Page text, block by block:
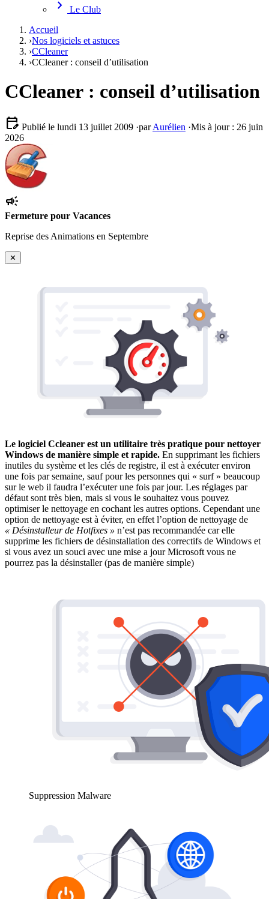
chevron_right
Le Club
Accueil
›Nos logiciels et astuces
›CCleaner
›CCleaner : conseil d’utilisation
CCleaner : conseil d’utilisation
edit_calendar Publié le lundi 13 juillet 2009 ·parAurélien ·Mis à jour : 26 juin
2026
campaign
Fermeture pour Vacances
Reprise des Animations en Septembre
✕
Le logiciel Ccleaner est un utilitaire très pratique pour nettoyer
Windows de manière simple et rapide. En supprimant les fichiers
inutiles du système et les clés de registre, il est à exécuter environ
une fois par semaine, sauf pour les personnes qui « surf » beaucoup
sur le web il faudra l’exécuter une fois par jour. Les réglages par
défaut sont très bien, mais si vous le souhaitez vous pouvez
optimiser le nettoyage en cochant les autres options. Cependant une
option de nettoyage est à éviter, en effet l’option de nettoyage de
« Désinstalleur de Hotfixes » n’est pas recommandée car elle
supprime les fichiers de désinstallation des correctifs de Windows et
si vous avez un souci avec une mise a jour Microsoft vous ne
pourrez pas la désinstaller (pas de manière simple)
Suppression Malware